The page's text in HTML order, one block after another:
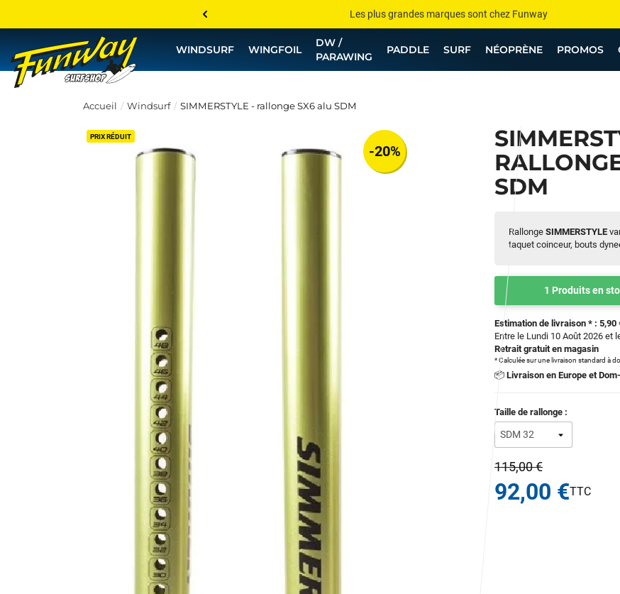
Les plus grandes marques sont chez Funway
Jusqu’à -75% de remise sur le windsurf, wingfoil, etc...
💰 Meilleur prix garanti — Moins cher ailleurs ? On s’aligne !
WINDSURF WINGFOIL
DW /
PARAWING
PADDLE SURF NÉOPRÈNE PROMOS
Accueil Windsurf SIMMERSTYLE - rallonge SX6 alu SDM
SDM
PRIX RÉDUIT
-20%
Rallonge SIMMERSTYLE
taquet coinceur, bouts
1 Produits en
Estimation de livraison * : 5,90
Entre le Lundi 10 Août 2026 et
Retrait gratuit en magasin
* Calculée sur une livraison standard à
📦 Livraison en Europe et
Taille de rallonge :
115,00 €
92,00 €